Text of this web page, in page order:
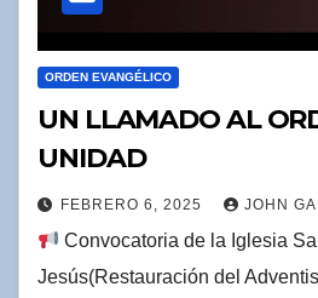
ORDEN EVANGÉLICO
UN LLAMADO AL
UNIDAD
FEBRERO 6, 2025 JOHN
Convocatoria de la Iglesia
Jesús(Restauración del